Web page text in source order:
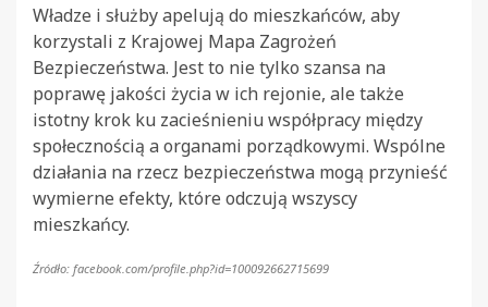
Władze i służby apelują do mieszkańców, aby
korzystali z Krajowej Mapa Zagrożeń
Bezpieczeństwa. Jest to nie tylko szansa na
poprawę jakości życia w ich rejonie, ale także
istotny krok ku zacieśnieniu współpracy między
społecznością a organami porządkowymi. Wspólne
działania na rzecz bezpieczeństwa mogą przynieść
wymierne efekty, które odczują wszyscy
mieszkańcy.
Źródło: facebook.com/profile.php?id=100092662715699